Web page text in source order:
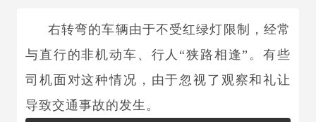
右转弯的车辆由于不受红绿灯限制，经常
与直行的非机动车、行人 “狭路相逢”。有些
司机面对这种情况，由于忽视了观察和礼让
导致交通事故的发生。